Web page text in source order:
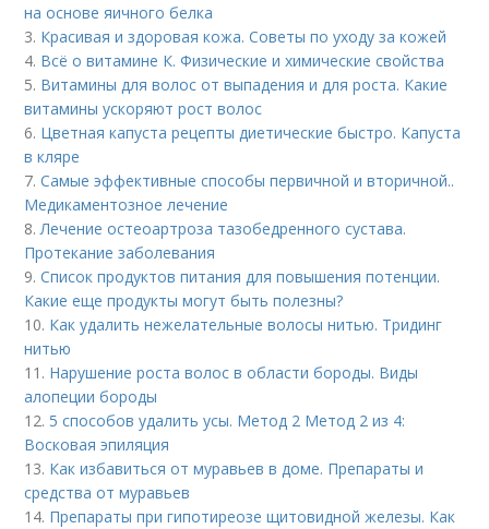
на основе яичного белка
3. Красивая и здоровая кожа. Советы по уходу за кожей
4. Всё о витамине К. Физические и химические свойства
5. Витамины для волос от выпадения и для роста. Какие
витамины ускоряют рост волос
6. Цветная капуста рецепты диетические быстро. Капуста
в кляре
7.Самые эффективные способы первичной и вторичной..
Медикаментозное лечение
8.Лечение остеоартроза тазобедренного сустава.
Протекание заболевания
9.Список продуктов питания для повышения потенции.
Какие еще продукты могут быть полезны?
10. Как удалить нежелательные волосы нитью. Тридинг
нитью
11. Нарушение роста волос в области бороды. Виды
алопеции бороды
12. 5 способов удалить усы. Метод 2 Метод 2 из 4:
Восковая эпиляция
13. Как избавиться от муравьев в доме. Препараты и
средства от муравьев
14. Препараты при гипотиреозе щитовидной железы. Как